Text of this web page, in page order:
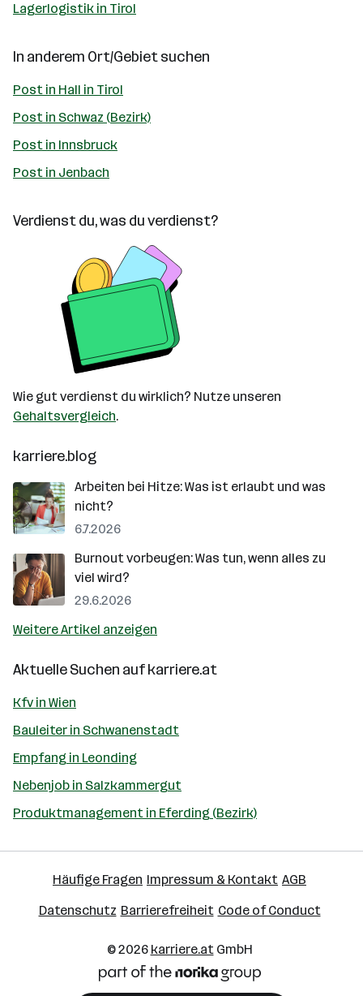
Lagerlogistik in Tirol
In anderem Ort/Gebiet suchen
Post in Hall in Tirol
Post in Schwaz (Bezirk)
Post in Innsbruck
Post in Jenbach
Verdienst du, was du verdienst?
Wie gut verdienst du wirklich? Nutze unseren
Gehaltsvergleich.
karriere.blog
Arbeiten bei Hitze: Was ist erlaubt und was
nicht?
6.7.2026
Burnout vorbeugen: Was tun, wenn alles zu
viel wird?
29.6.2026
Weitere Artikel anzeigen
Aktuelle Suchen aufkarriere.at
Kfv in Wien
Bauleiter in Schwanenstadt
Empfang in Leonding
Nebenjob in Salzkammergut
Produktmanagement in Eferding (Bezirk)
Häufige Fragen Impressum & Kontakt AGB
Datenschutz Barrierefreiheit Code of Conduct
© 2026 karriere.atGmbH